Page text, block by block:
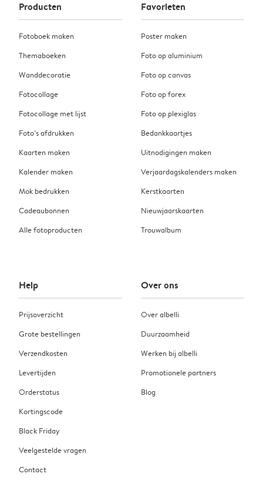
Producten
Fotoboek maken
Themaboeken
Wanddecoratie
Fotocollage
Fotocollage met lijst
Foto’s afdrukken
Kaarten maken
Kalender maken
Mok bedrukken
Cadeaubonnen
Alle fotoproducten
Favorieten
Poster maken
Foto op aluminium
Foto op canvas
Foto op forex
Foto op plexiglas
Bedankkaartjes
Uitnodigingen maken
Verjaardagskalenders maken
Kerstkaarten
Nieuwjaarskaarten
Trouwalbum
Help
Prijsoverzicht
Grote bestellingen
Verzendkosten
Levertijden
Orderstatus
Kortingscode
Black Friday
Veelgestelde vragen
Contact
Over ons
Over albelli
Duurzaamheid
Werken bij albelli
Promotionele partners
Blog